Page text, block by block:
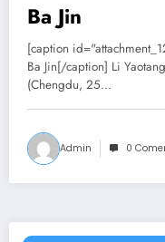
Ba Jin
[caption
Ba Jin[/caption] Li
(Chengdu, 25…
Admin 0